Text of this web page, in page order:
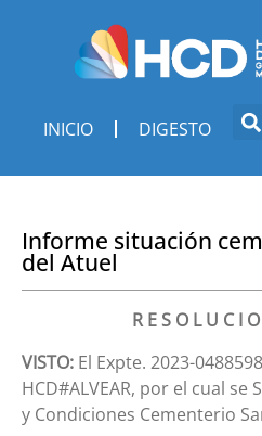
INICIO DIGESTO
Informe situación
del Atuel
R E S O L U C I
VISTO: El Expte. 2023-
HCD#ALVEAR, por el cual
y Condiciones Cementerio